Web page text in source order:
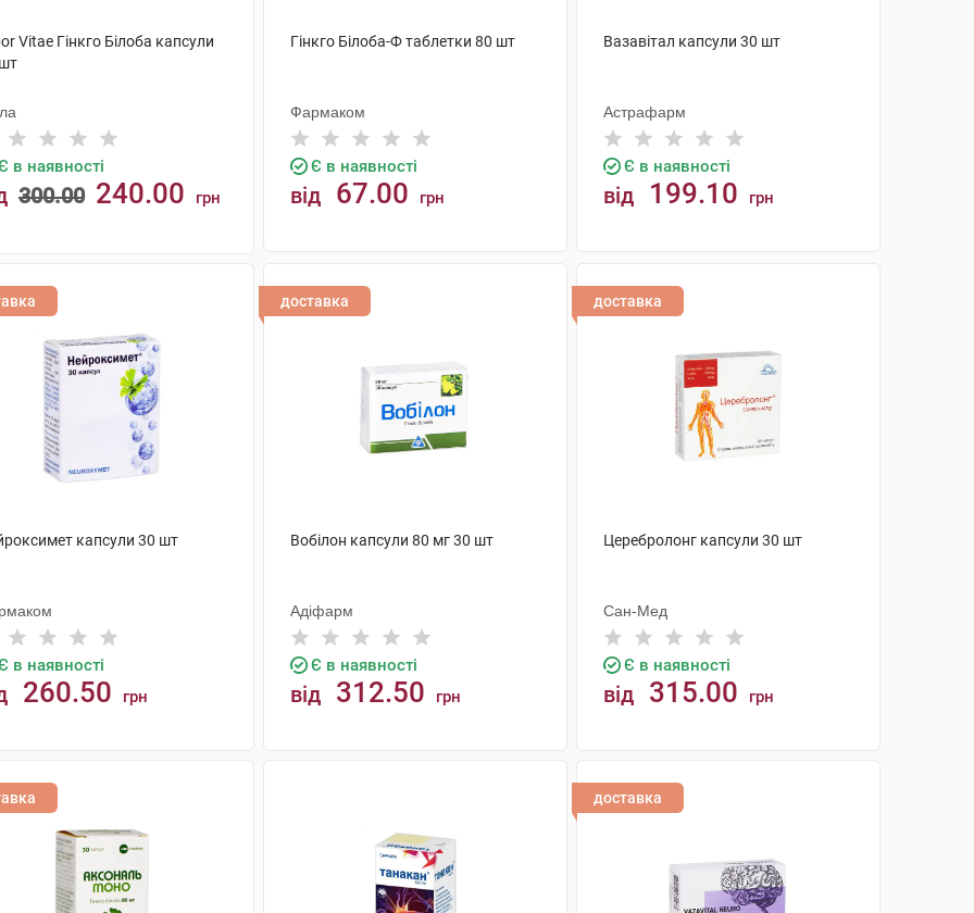
Vitae Гінкго Білоба капсули
в наявності
300.00 240.00 грн
Гінкго Білоба-Ф таблетки 80 шт
Фармаком
Є в наявності
від 67.00 грн
Вазавітал капсули 30 шт
Астрафарм
Є в наявності
від 199.10 грн
капсули 30 шт
в наявності
260.50 грн
доставка
Вобілон капсули 80 мг 30 шт
Адіфарм
Є в наявності
від 312.50 грн
доставка
Церебролонг капсули 30 шт
Cан-Мед
Є в наявності
від 315.00 грн
доставка